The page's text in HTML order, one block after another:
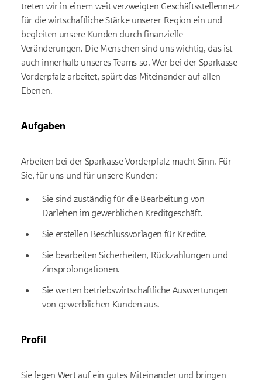
treten wir in einem weit verzweigten Geschäftsstellennetz
für die wirtschaftliche Stärke unserer Region ein und
begleiten unsere Kunden durch finanzielle
Veränderungen. Die Menschen sind uns wichtig, das ist
auch innerhalb unseres Teams so. Wer bei der Sparkasse
Vorderpfalz arbeitet, spürt das Miteinander auf allen
Ebenen.
Aufgaben
Arbeiten bei der Sparkasse Vorderpfalz macht Sinn. Für
Sie, für uns und für unsere Kunden:
Sie sind zuständig für die Bearbeitung von
Darlehen im gewerblichen Kreditgeschäft.
Sie erstellen Beschlussvorlagen für Kredite.
Sie bearbeiten Sicherheiten, Rückzahlungen und
Zinsprolongationen.
Sie werten betriebswirtschaftliche Auswertungen
von gewerblichen Kunden aus.
Profil
Sie legen Wert auf ein gutes Miteinander und bringen